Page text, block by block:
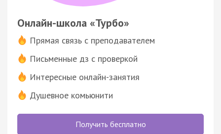
Онлайн-школа «Турбо»
Прямая связь с преподавателем
Письменные дз с проверкой
Интересные онлайн-занятия
Душевное комьюнити
Получить бесплатно